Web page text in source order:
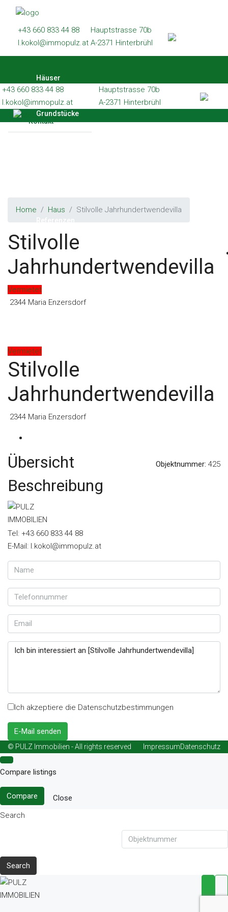
Häuser
Wohnungen
Gewerbe
Referenzen
Kontakt
+43 660 833 44 88
l.kokol@immopulz.at
Hauptstrasse 70b
A-2371 Hinterbrühl
Häuser
Grundstücke
+43 660 833 44 88
l.kokol@immopulz.at
Hauptstrasse 70b
A-2371 Hinterbrühl
Home Haus Stilvolle Jahrhundertwendevilla
Stilvolle
Jahrhundertwendevilla
Vermietet
2344 Maria Enzersdorf
Vermietet
Stilvolle
Jahrhundertwendevilla
2344 Maria Enzersdorf
Übersicht Objektnummer: 425
Beschreibung
Tel: +43 660 833 44 88
E-Mail: l.kokol@immopulz.at
Ich akzeptiere die Datenschutzbestimmungen
E-Mail senden
© PULZ Immobilien - All rights reserved ImpressumDatenschutz
Compare listings
Compare
Close
Search
Search